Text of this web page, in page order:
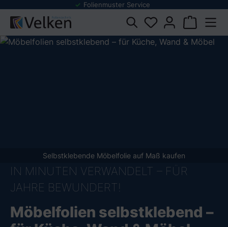
springen
Folienmuster Service
IN MINUTEN VERWANDELT – FÜR
JAHRE BEWUNDERT!
Möbelfolien selbstklebend –
Selbstklebende Möbelfolie auf Maß kaufen